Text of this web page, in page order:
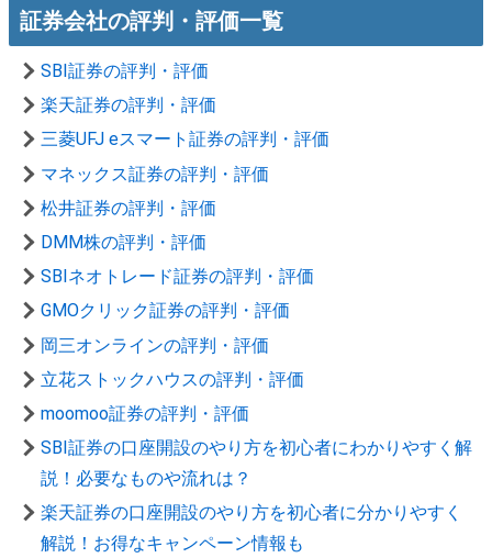
証券会社の評判・評価一覧
SBI証券の評判・評価
楽天証券の評判・評価
三菱UFJ eスマート証券の評判・評価
マネックス証券の評判・評価
松井証券の評判・評価
DMM株の評判・評価
SBIネオトレード証券の評判・評価
GMOクリック証券の評判・評価
岡三オンラインの評判・評価
立花ストックハウスの評判・評価
moomoo証券の評判・評価
SBI証券の口座開設のやり方を初心者にわかりやすく解
説！必要なものや流れは？
楽天証券の口座開設のやり方を初心者に分かりやすく
解説！お得なキャンペーン情報も